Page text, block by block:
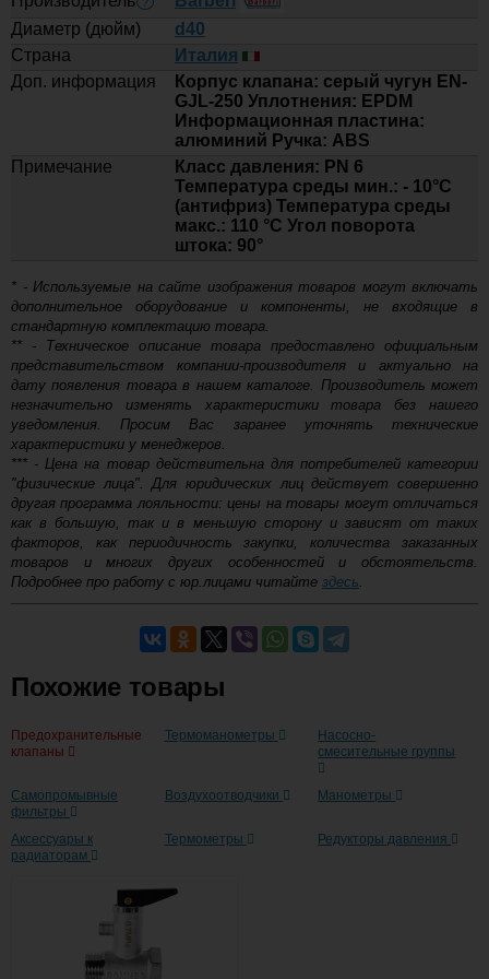
Диаметр (дюйм)
d40
Страна
Италия
Доп. информация
Корпус клапана: серый чугун EN-
GJL-250 Уплотнения: EPDM
Информационная пластина:
алюминий Ручка: ABS
Примечание
Класс давления: PN 6
Температура среды мин.: - 10°C
(антифриз) Температура среды
макс.: 110 °C Угол поворота
штока: 90°
* - Используемые на сайте изображения товаров могут включать
дополнительное оборудование и компоненты, не входящие в
стандартную комплектацию товара.
** - Техническое описание товара предоставлено официальным
представительством компании-производителя и актуально на
дату появления товара в нашем каталоге. Производитель может
незначительно изменять характеристики товара без нашего
уведомления. Просим Вас заранее уточнять технические
характеристики у менеджеров.
*** - Цена на товар действительна для потребителей категории
"физические лица". Для юридических лиц действует совершенно
другая программа лояльности: цены на товары могут отличаться
как в большую, так и в меньшую сторону и зависят от таких
факторов, как периодичность закупки, количества заказанных
товаров и многих других особенностей и обстоятельств.
Подробнее про работу с юр.лицами читайте здесь.
Оставьте отзыв
Доставка сантехники по Москве и Московской области
Возможные способы оплаты:
времени
Банковской картой при получении товара как при
доставке, так и самовывозом
Интернет-деньгами (Yandex-деньги, Web-money,
Безналичный расчёт (возможно и с НДС)
подробнее...
Сепаратор шлама Flamco Clean T
DN 20 28051
-
+
DN 25 28053
17 956
14 484
+
Купить
Автоматический воздухоотводчик
Flamco Flovent 1/2 с отсечным
клапаном
Автоматический
воздухоотводчик Flamco
Flovent 1/2 с отсечным
клапаном
877
765
+
Купить
Кран шаровой для манометра
STOUT ВР/НР, 1/2
1 609
Комплект настенных
450
Комплект настенных
Похожие товары
Предохранительные
клапаны
Термоманометры
Насосно-
смесительные группы
Самопромывные
фильтры
Воздухоотводчики Манометры
Аксессуары к
радиаторам
Термометры Редукторы давления